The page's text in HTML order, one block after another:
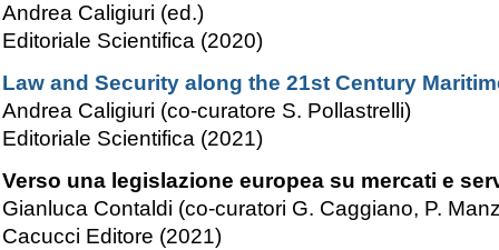
Andrea Caligiuri (ed.)
Editoriale Scientifica (2020)
Law and Security along the 21st Century
Andrea Caligiuri (co-curatore S. Pollastrelli)
Editoriale Scientifica (2021)
Verso una legislazione europea su mercati e
Gianluca Contaldi (co-curatori G. Caggiano, P.
Cacucci Editore (2021)